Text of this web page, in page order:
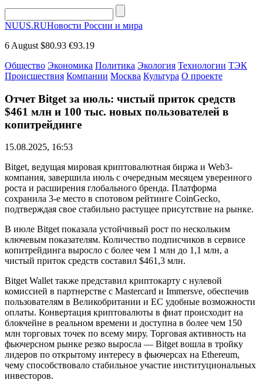
NUUS.RUНовости России и мира
6 August $80.93 €93.19
Общество Экономика Политика Экология Технологии ТЭК
Происшествия Компании Москва Культура О проекте
Отчет Bitget за июль: чистый приток средств
$461 млн и 100 тыс. новых пользователей в
копитрейдинге
15.08.2025, 16:53
Bitget, ведущая мировая криптовалютная биржа и Web3-
компания, завершила июль с очередным месяцем уверенного
роста и расширения глобального бренда. Платформа
сохранила 3-е место в спотовом рейтинге CoinGecko,
подтверждая свое стабильно растущее присутствие на рынке.
В июле Bitget показала устойчивый рост по нескольким
ключевым показателям. Количество подписчиков в сервисе
копитрейдинга выросло с более чем 1 млн до 1,1 млн, а
чистый приток средств составил $461,3 млн.
Bitget Wallet также представил криптокарту с нулевой
комиссией в партнерстве с Mastercard и Immersve, обеспечив
пользователям в Великобритании и ЕС удобные возможности
оплаты. Конвертация криптовалюты в фиат происходит на
блокчейне в реальном времени и доступна в более чем 150
млн торговых точек по всему миру. Торговая активность на
фьючерсном рынке резко выросла — Bitget вошла в тройку
лидеров по открытому интересу в фьючерсах на Ethereum,
чему способствовало стабильное участие институциональных
инвесторов.